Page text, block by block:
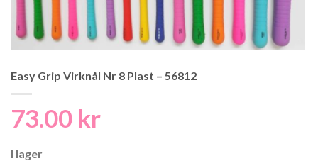
Easy Grip Virknål Nr 8 Plast – 56812
73.00 kr
I lager